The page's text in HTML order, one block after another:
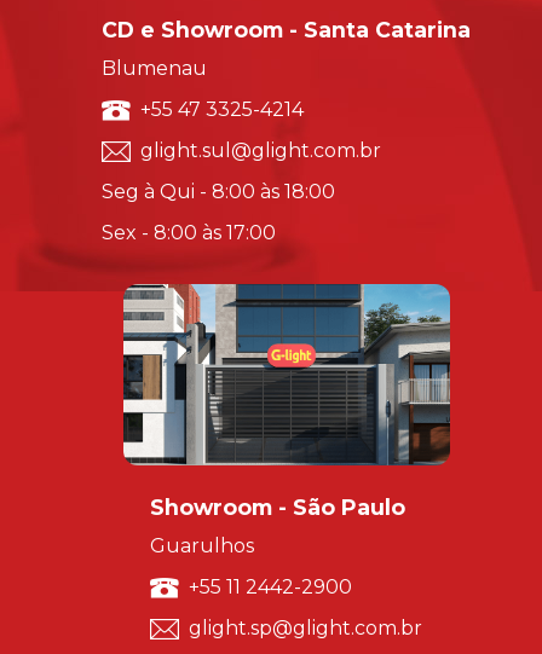
CD e Showroom - Santa Catarina
Blumenau
+55 47 3325-4214
glight.sul@glight.com.br
Seg à Qui - 8:00 às 18:00
Sex - 8:00 às 17:00
Showroom - São Paulo
Guarulhos
+55 11 2442-2900
glight.sp@glight.com.br